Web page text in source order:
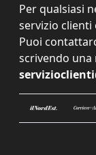
Per qualsiasi
servizio clienti
Puoi
scrivendo una